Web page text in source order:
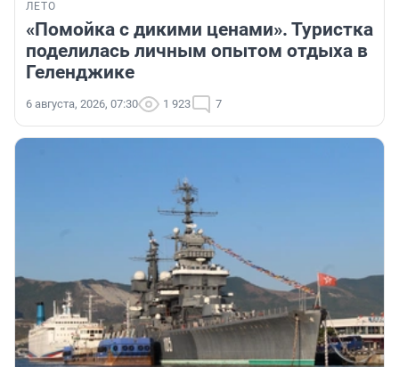
ЛЕТО
«Помойка с дикими ценами». Туристка
поделилась личным опытом отдыха в
Геленджике
6 августа, 2026, 07:30 1 923 7